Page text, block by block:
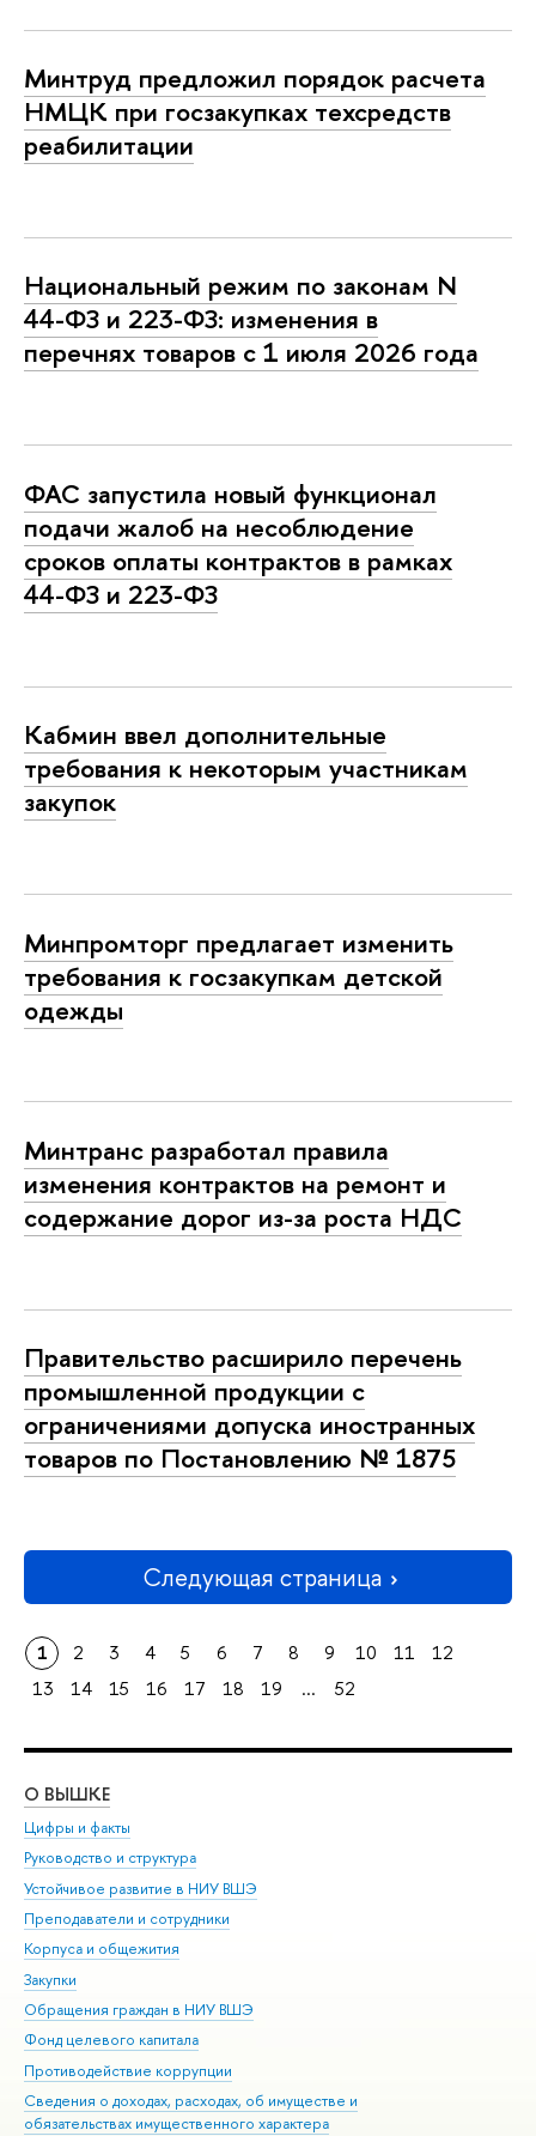
Минтруд предложил порядок расчета
НМЦК при госзакупках техсредств
реабилитации
Национальный режим по законам N
44-ФЗ и 223-ФЗ: изменения в
перечнях товаров с 1 июля 2026 года
ФАС запустила новый функционал
подачи жалоб на несоблюдение
сроков оплаты контрактов в рамках
44-ФЗ и 223-ФЗ
Кабмин ввел дополнительные
требования к некоторым участникам
закупок
Минпромторг предлагает изменить
требования к госзакупкам детской
одежды
Минтранс разработал правила
изменения контрактов на ремонт и
содержание дорог из-за роста НДС
Правительство расширило перечень
промышленной продукции с
ограничениями допуска иностранных
товаров по Постановлению № 1875
Следующая страница
1 2 3 4 5 6 7 8 9 10 11
12
13
14 15 16 17 18 19 ... 52
О ВЫШКЕ
Цифры и факты
Руководство и структура
Устойчивое развитие в НИУ ВШЭ
Преподаватели и сотрудники
Корпуса и общежития
Закупки
Обращения граждан в НИУ ВШЭ
Фонд целевого капитала
Противодействие коррупции
Сведения о доходах, расходах, об имуществе и
обязательствах имущественного характера